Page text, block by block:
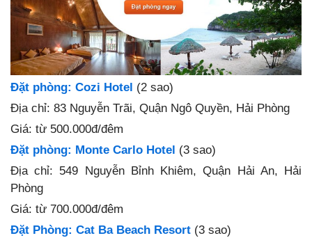
Đặt phòng: Cozi Hotel (2 sao)
Địa chỉ: 83 Nguyễn Trãi, Quận Ngô Quyền, Hải Phòng
Giá: từ 500.000đ/đêm
Đặt phòng: Monte Carlo Hotel (3 sao)
Địa chỉ: 549 Nguyễn Bỉnh Khiêm, Quận Hải An, Hải
Phòng
Giá: từ 700.000đ/đêm
Đặt Phòng: Cat Ba Beach Resort (3 sao)